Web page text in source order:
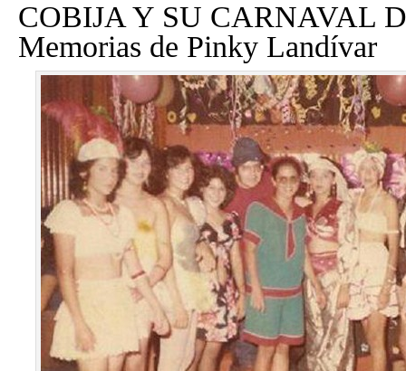
COBIJA Y SU CARNAVAL
Memorias de Pinky Landívar